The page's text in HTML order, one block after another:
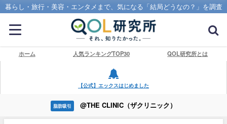
暮らし・旅行・美容・エンタメまで、気になる「結局どうなの？」を調査
ホーム 人気ランキングTOP30 QOL研究所とは
【公式】エックスはじめました
脂肪吸引 @THE CLINIC（ザクリニック）